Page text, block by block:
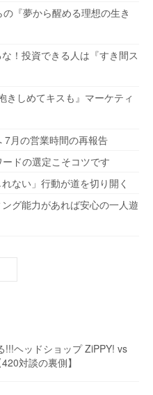
『夢から醒める理想の生き
！投資できる人は『すき間ス
しめてキスも』マーケティ
月の営業時間の再報告
ドの選定こそコツです
ない」行動が道を切り開く
グ能力があれば安心の一人遊
!!!ヘッドショップ ZiPPY! vs
対談の裏側】